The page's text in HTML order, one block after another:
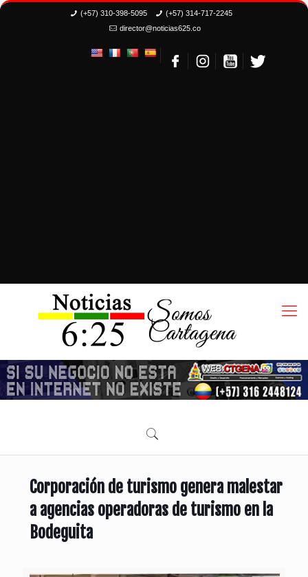
(+57) 310-398-5095
(+57) 314-717-2245
director@noticias625.co
Corporación de turismo genera malestar
a agencias operadoras de turismo en la
Bodeguita